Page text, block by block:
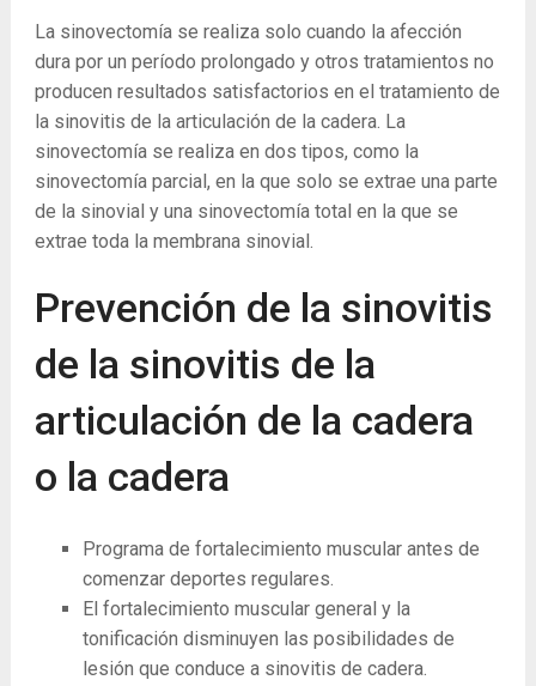
La sinovectomía se realiza solo cuando la afección
dura por un período prolongado y otros tratamientos no
producen resultados satisfactorios en el tratamiento de
la sinovitis de la articulación de la cadera. La
sinovectomía se realiza en dos tipos, como la
sinovectomía parcial, en la que solo se extrae una parte
de la sinovial y una sinovectomía total en la que se
extrae toda la membrana sinovial.
Prevención de la sinovitis
de la sinovitis de la
articulación de la cadera
o la cadera
Programa de fortalecimiento muscular antes de
comenzar deportes regulares.
El fortalecimiento muscular general y la
tonificación disminuyen las posibilidades de
lesión que conduce a sinovitis de cadera.